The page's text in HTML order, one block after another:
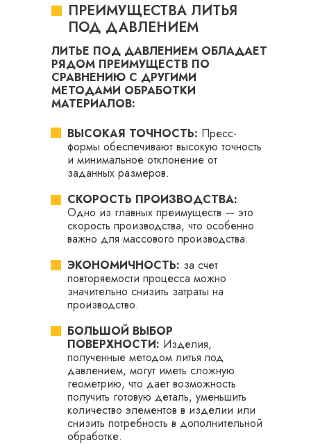
ПРЕИМУЩЕСТВА ЛИТЬЯ
ПОД ДАВЛЕНИЕМ
ЛИТЬЕ ПОД ДАВЛЕНИЕМ ОБЛАДАЕТ
РЯДОМ ПРЕИМУЩЕСТВ ПО
СРАВНЕНИЮ С ДРУГИМИ
МЕТОДАМИ ОБРАБОТКИ
МАТЕРИАЛОВ:
ВЫСОКАЯ ТОЧНОСТЬ: Пресс-
формы обеспечивают высокую точность
и минимальное отклонение от
заданных размеров.
СКОРОСТЬ ПРОИЗВОДСТВА:
Одно из главных преимуществ — это
скорость производства, что особенно
важно для массового производства.
ЭКОНОМИЧНОСТЬ: за счет
повторяемости процесса можно
значительно снизить затраты на
производство.
БОЛЬШОЙ ВЫБОР
ПОВЕРХНОСТИ: Изделия,
полученные методом литья под
давлением, могут иметь сложную
геометрию, что дает возможность
получить готовую деталь, уменьшить
количество элементов в изделии или
снизить потребность в дополнительной
обработке.